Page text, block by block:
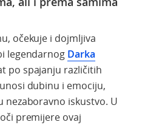
očekuje i dojmljiva
legendarnog Darka
po spajanju različitih
dubinu i emociju,
nezaboravno iskustvo. U
premijere ovaj